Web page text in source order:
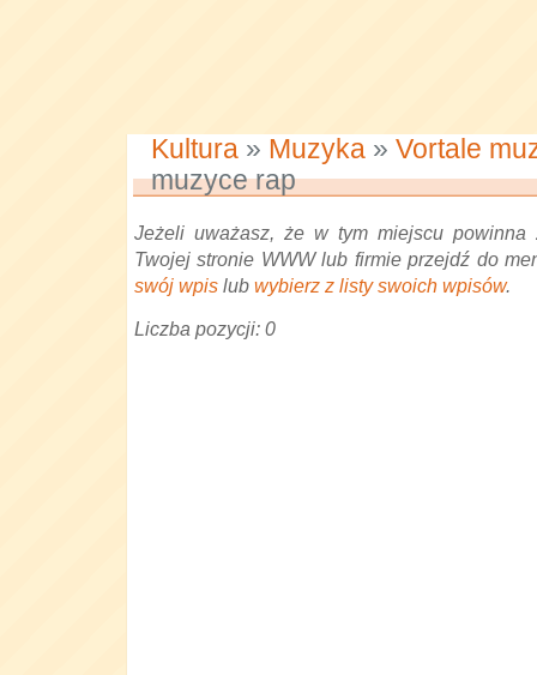
Kultura » Muzyka » Vortale
muzyce rap
Jeżeli uważasz, że w tym miejscu powinna
Twojej stronie WWW lub firmie przejdź do
swój wpis lub wybierz z listy swoich wpisów.
Liczba pozycji: 0